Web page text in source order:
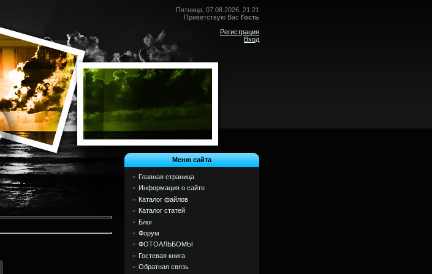
Пятница, 07.08.2026, 21:21
Приветствую Вас Гость
Регистрация
Вход
Меню сайта
Главная страница
Информация о сайте
Каталог файлов
Каталог статей
Блог
Форум
ФОТОАЛЬБОМЫ
Гостевая книга
Обратная связь